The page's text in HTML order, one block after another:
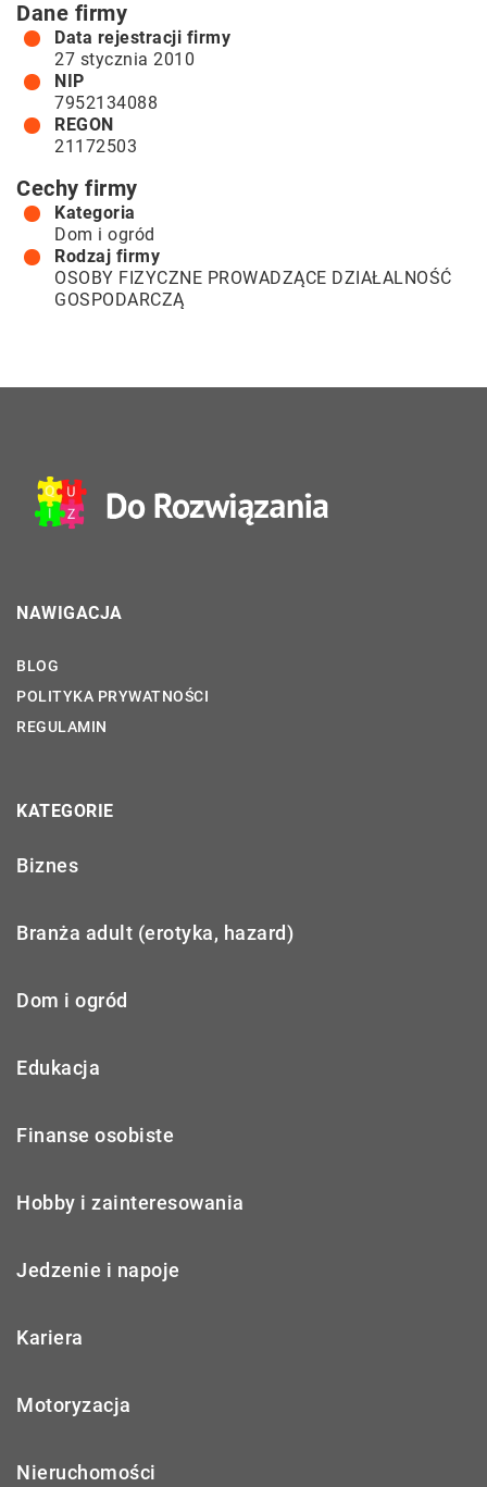
Dane firmy
Data rejestracji firmy
27 stycznia 2010
NIP
7952134088
REGON
21172503
Cechy firmy
Kategoria
Dom i ogród
Rodzaj firmy
OSOBY FIZYCZNE PROWADZĄCE DZIAŁALNOŚĆ
GOSPODARCZĄ
NAWIGACJA
BLOG
POLITYKA PRYWATNOŚCI
REGULAMIN
KATEGORIE
Biznes
Branża adult (erotyka, hazard)
Dom i ogród
Edukacja
Finanse osobiste
Hobby i zainteresowania
Jedzenie i napoje
Kariera
Motoryzacja
Nieruchomości